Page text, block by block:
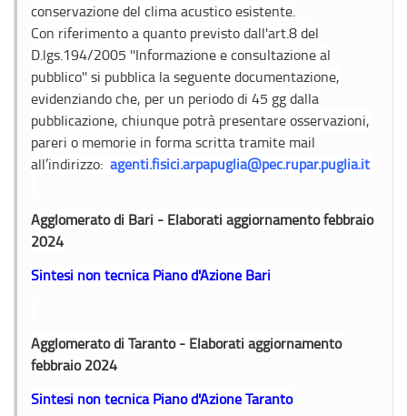
conservazione del clima acustico esistente.
Con riferimento a quanto previsto dall'art.8 del
D.lgs.194/2005 ''Informazione e consultazione al
pubblico'' si pubblica la seguente documentazione,
evidenziando che, per un periodo di 45 gg dalla
pubblicazione, chiunque potrà presentare osservazioni,
pareri o memorie in forma scritta tramite mail
all’indirizzo: agenti.fisici.arpapuglia@pec.rupar.puglia.it
Agglomerato di Bari - Elaborati aggiornamento febbraio
2024
Sintesi non tecnica Piano d'Azione Bari
Agglomerato di Taranto - Elaborati aggiornamento
febbraio 2024
Sintesi non tecnica Piano d'Azione Taranto